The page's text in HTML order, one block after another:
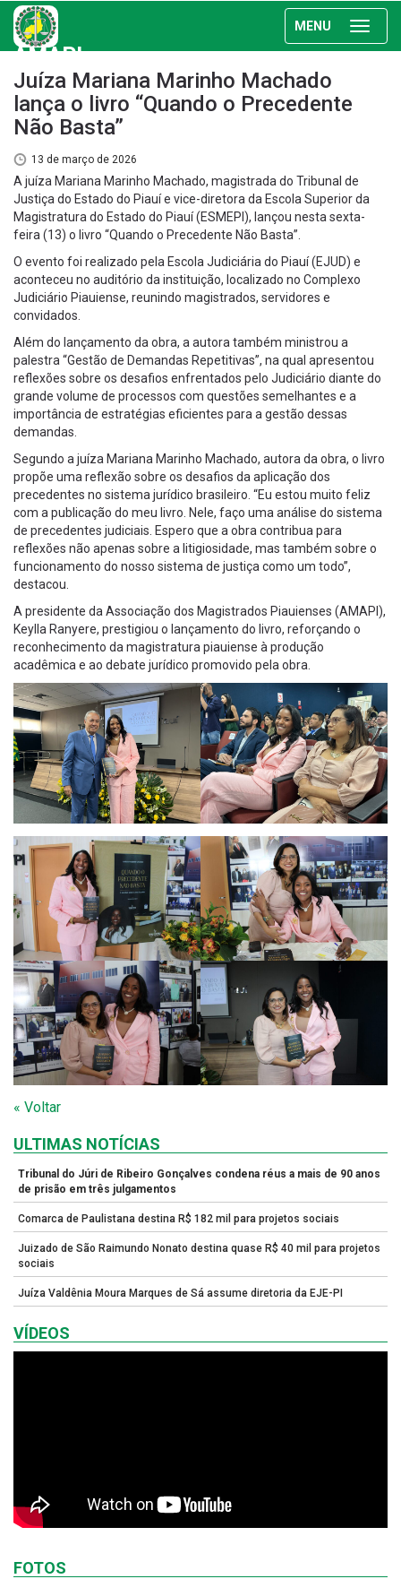
MENU
AMAPI
Juíza Mariana Marinho Machado
lança o livro “Quando o Precedente
Não Basta”
13 de março de 2026
A juíza Mariana Marinho Machado, magistrada do Tribunal de
Justiça do Estado do Piauí e vice-diretora da Escola Superior da
Magistratura do Estado do Piauí (ESMEPI), lançou nesta sexta-
feira (13) o livro “Quando o Precedente Não Basta”.
O evento foi realizado pela Escola Judiciária do Piauí (EJUD) e
aconteceu no auditório da instituição, localizado no Complexo
Judiciário Piauiense, reunindo magistrados, servidores e
convidados.
Além do lançamento da obra, a autora também ministrou a
palestra “Gestão de Demandas Repetitivas”, na qual apresentou
reflexões sobre os desafios enfrentados pelo Judiciário diante do
grande volume de processos com questões semelhantes e a
importância de estratégias eficientes para a gestão dessas
demandas.
Segundo a juíza Mariana Marinho Machado, autora da obra, o livro
propõe uma reflexão sobre os desafios da aplicação dos
precedentes no sistema jurídico brasileiro. “Eu estou muito feliz
com a publicação do meu livro. Nele, faço uma análise do sistema
de precedentes judiciais. Espero que a obra contribua para
reflexões não apenas sobre a litigiosidade, mas também sobre o
funcionamento do nosso sistema de justiça como um todo”,
destacou.
A presidente da Associação dos Magistrados Piauienses (AMAPI),
Keylla Ranyere, prestigiou o lançamento do livro, reforçando o
reconhecimento da magistratura piauiense à produção
acadêmica e ao debate jurídico promovido pela obra.
« Voltar
ULTIMAS NOTÍCIAS
Tribunal do Júri de Ribeiro Gonçalves condena réus a mais de 90 anos
de prisão em três julgamentos
Comarca de Paulistana destina R$ 182 mil para projetos sociais
Juizado de São Raimundo Nonato destina quase R$ 40 mil para projetos
sociais
Juíza Valdênia Moura Marques de Sá assume diretoria da EJE-PI
VÍDEOS
FOTOS